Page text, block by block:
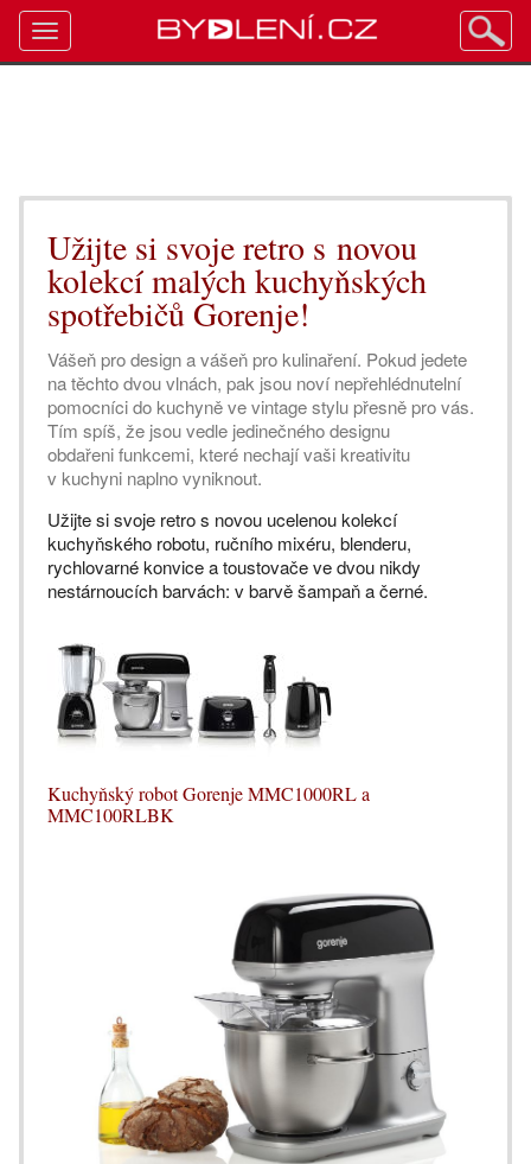
Užijte si svoje retro s novou
kolekcí malých kuchyňských
spotřebičů Gorenje!
Vášeň pro design a vášeň pro kulinaření. Pokud jedete
na těchto dvou vlnách, pak jsou noví nepřehlédnutelní
pomocníci do kuchyně ve vintage stylu přesně pro vás.
Tím spíš, že jsou vedle jedinečného designu
obdařeni funkcemi, které nechají vaši kreativitu
v kuchyni naplno vyniknout.
Užijte si svoje retro s novou ucelenou kolekcí
kuchyňského robotu, ručního mixéru, blenderu,
rychlovarné konvice a toustovače ve dvou nikdy
nestárnoucích barvách: v barvě šampaň a černé.
Kuchyňský robot Gorenje MMC1000RL a
MMC100RLBK
Toggle
navigation